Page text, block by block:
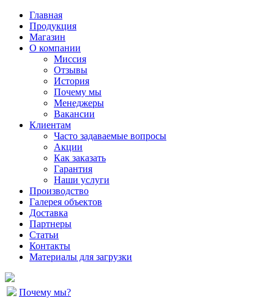
Главная
Продукция
Магазин
О компании
Миссия
Отзывы
История
Почему мы
Менеджеры
Вакансии
Клиентам
Часто задаваемые вопросы
Акции
Как заказать
Гарантия
Наши услуги
Производство
Галерея объектов
Доставка
Партнеры
Статьи
Контакты
Материалы для загрузки
Почему мы?